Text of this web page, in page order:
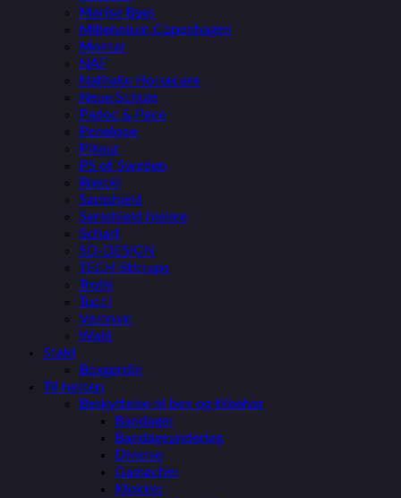
Marise Bags
Millennium Copenhagen
Montar
NAF
Nathalie Horsecare
Neue Schule
Padoc & Pace
Penelope
Pikeur
PS of Sweden
Roeckl
Samshield
Samshield hjelme
Scharf
SD-DESIGN
TECH Stirrups
Trolle
Tucci
Vestrum
Wahl
Stald
Boxgardin
Til hesten
Beskyttelse til ben og tilbehør
Bandager
Bandageunderlag
Diverse
Gamacher
Klokker